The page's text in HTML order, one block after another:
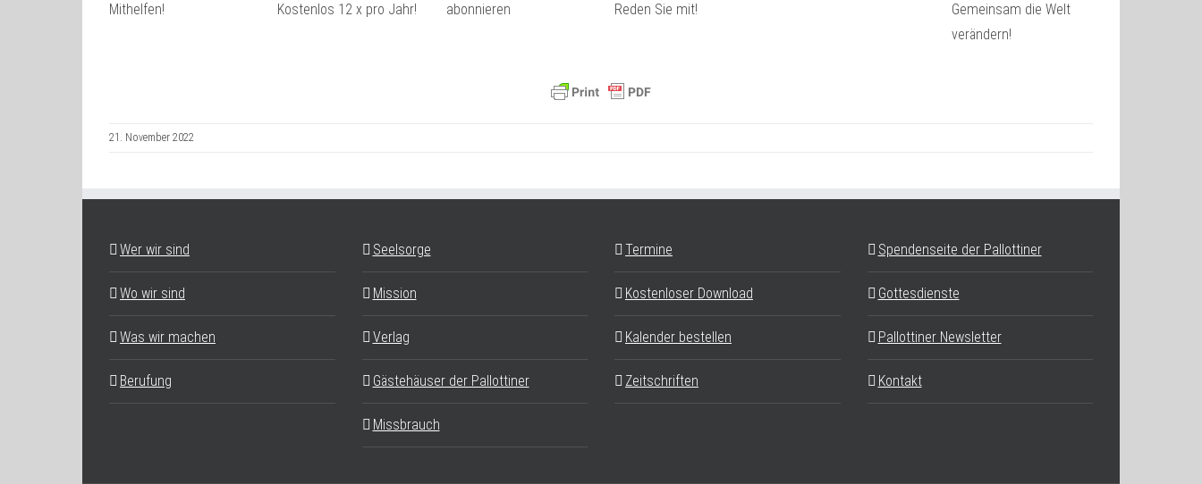
Mithelfen!
Kostenlos 12 x pro Jahr!
abonnieren
Reden Sie mit!
Gemeinsam die Welt
verändern!
21. November 2022
Wer wir sind
Wo wir sind
Was wir machen
Berufung
Seelsorge
Mission
Verlag
Gästehäuser der Pallottiner
Missbrauch
Termine
Kostenloser Download
Kalender bestellen
Zeitschriften
Spendenseite der Pallottiner
Gottesdienste
Pallottiner Newsletter
Kontakt